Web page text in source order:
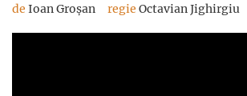
de Ioan Groșan regie Octavian Jighirgiu